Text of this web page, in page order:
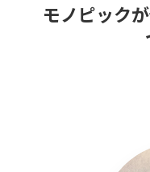
モノピック